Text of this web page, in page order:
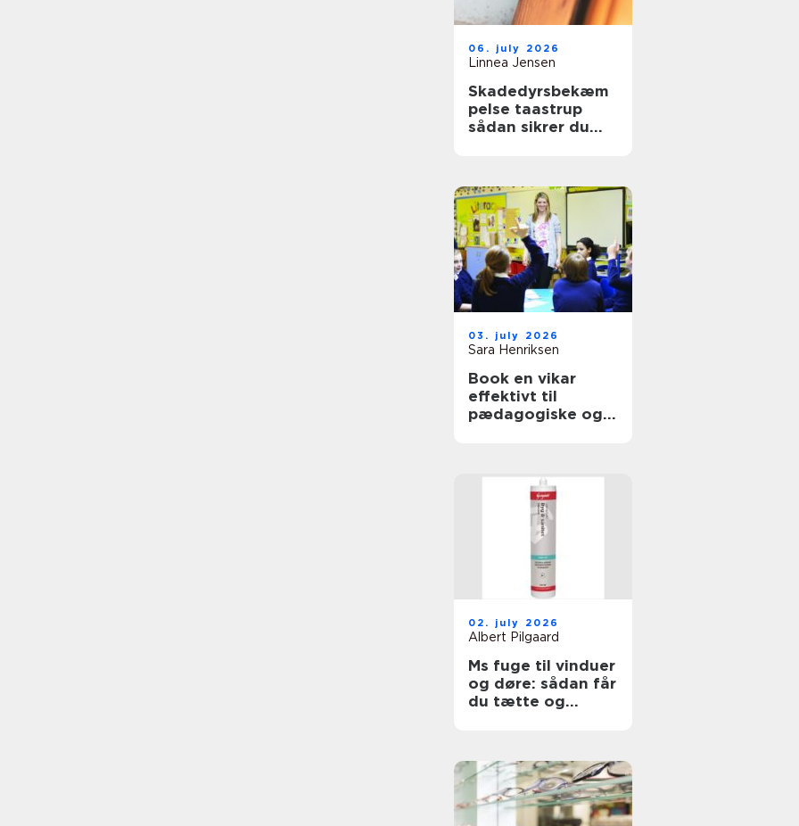
06. july 2026
Linnea Jensen
Skadedyrsbekæm
pelse taastrup
sådan sikrer du
03. july 2026
Sara Henriksen
Book en vikar
effektivt til
pædagogiske og
02. july 2026
Albert Pilgaard
Ms fuge til vinduer
og døre: sådan får
du tætte og